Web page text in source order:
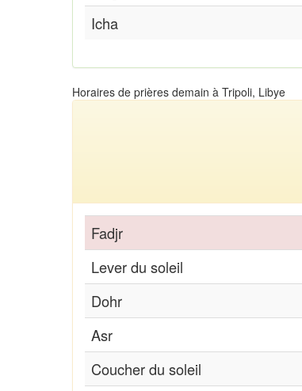
Icha
Horaires de prières demain à Tripoli, Libye
Fadjr
Lever du soleil
Dohr
Asr
Coucher du soleil